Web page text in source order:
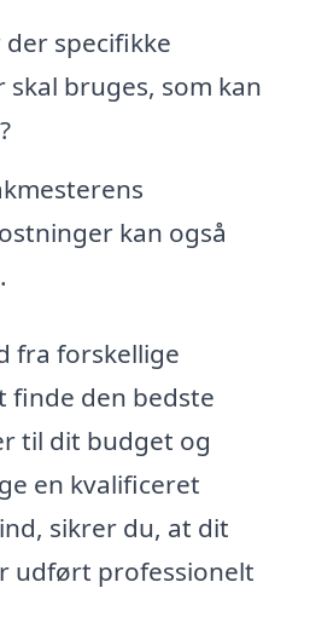
der specifikke
skal bruges, som kan
kan også
fra forskellige
finde den bedste
til dit budget og
en kvalificeret
sikrer du, at dit
udført professionelt